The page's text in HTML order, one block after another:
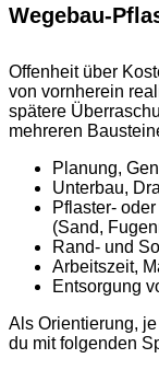
Wegebau-
Offenheit über
von vornherein
spätere
mehreren
Planung,
Unterbau,
Pflaster-
(Sand,
Rand- und
Arbeitszeit,
Entsorgung
Als Orientierung,
du mit folgenden